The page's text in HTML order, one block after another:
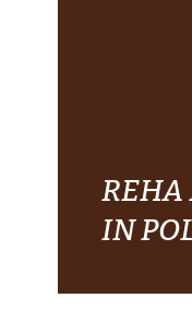
REHA
IN